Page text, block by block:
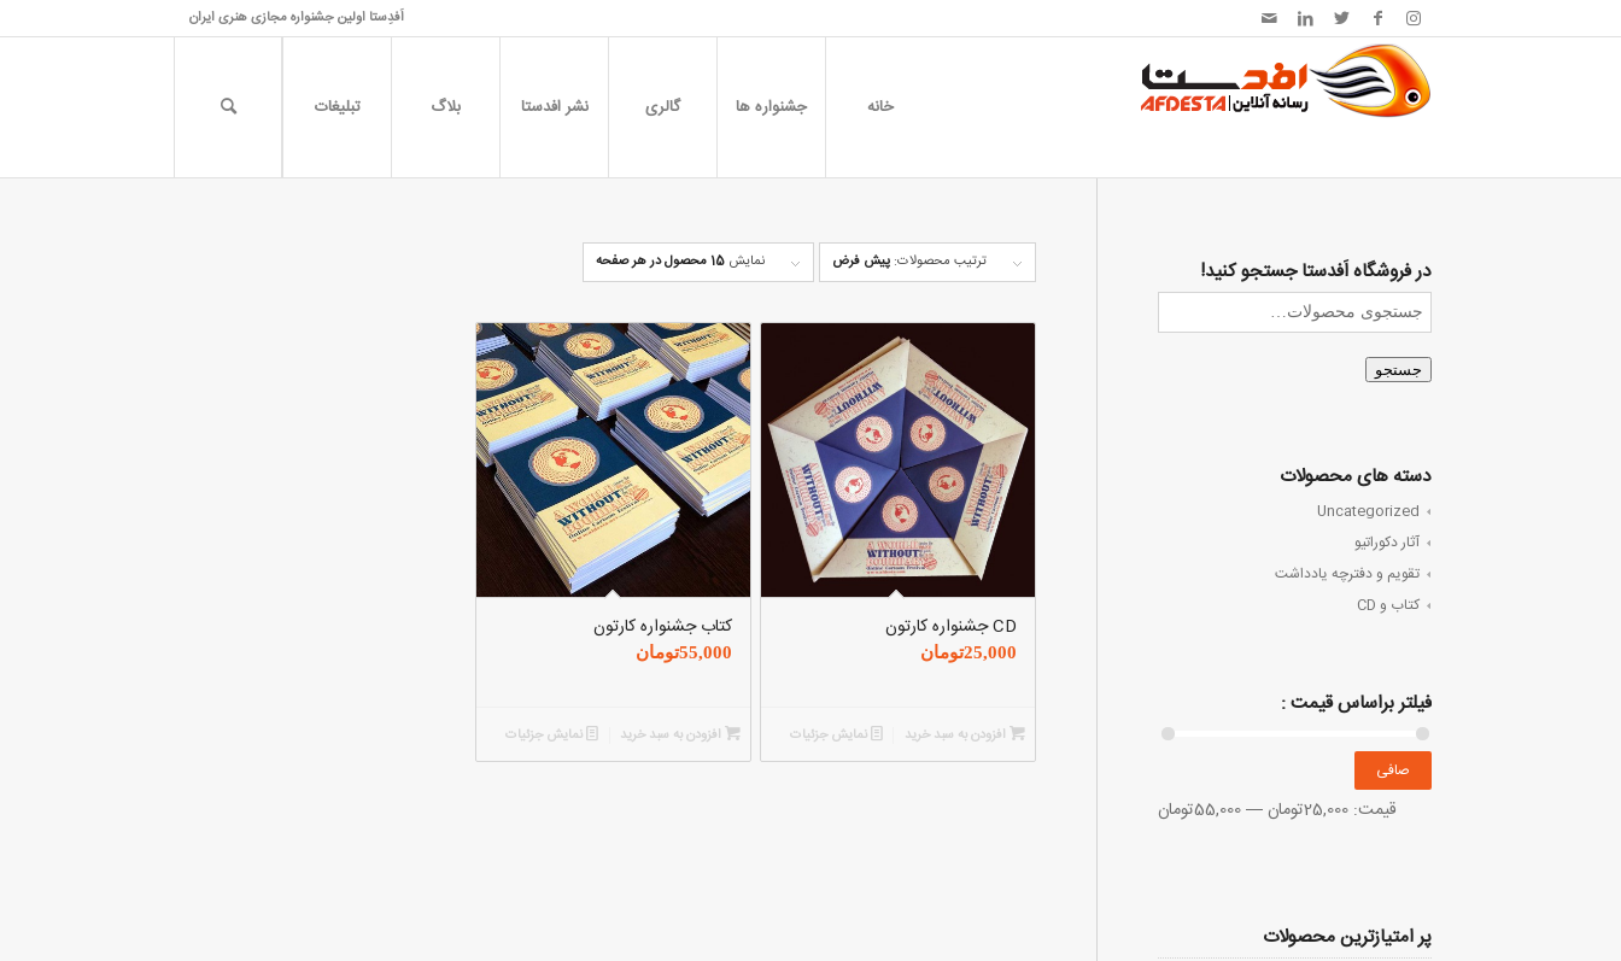
اَفدِستا اولین جشنواره مجازی هنری ایران
خانه جشنواره ها گالری نشر افدستا بلاگ تبلیغات
ترتیب محصولات:پیش فرض نمایش15 محصول در هر صفحه
CD جشنواره کارتون
25,000تومان
افزودن به سبد خرید نمایش جزئیات
کتاب جشنواره کارتون
55,000تومان
افزودن به سبد خرید نمایش جزئیات
در فروشگاه اَفدستا جستجو کنید!
جستجو
دسته های محصولات
Uncategorized
آثار دکوراتیو
تقویم و دفترچه یادداشت
کتاب و CD
فیلتر براساس قیمت :
صافی
قيمت:25,000تومان —55,000تومان
پر امتیازترین محصولات